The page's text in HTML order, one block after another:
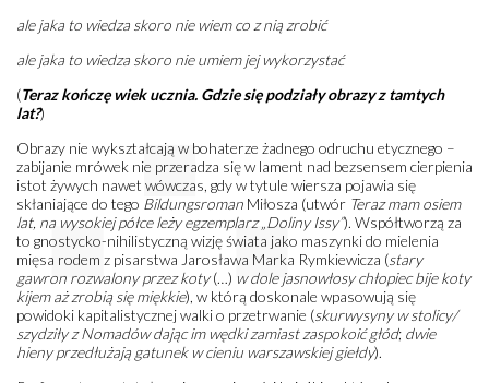
ale jaka to wiedza skoro nie wiem co z nią zrobić
ale jaka to wiedza skoro nie umiem jej wykorzystać
(Teraz kończę wiek ucznia. Gdzie się podziały obrazy z tamtych
lat?)
Obrazy nie wykształcają w bohaterze żadnego odruchu etycznego –
zabijanie mrówek nie przeradza się w lament nad bezsensem cierpienia
istot żywych nawet wówczas, gdy w tytule wiersza pojawia się
skłaniające do tego Bildungsroman Miłosza (utwór Teraz mam osiem
lat, na wysokiej półce leży egzemplarz „Doliny Issy”). Współtworzą za
to gnostycko-nihilistyczną wizję świata jako maszynki do mielenia
mięsa rodem z pisarstwa Jarosława Marka Rymkiewicza (stary
gawron rozwalony przez koty(…) w dole jasnowłosy chłopiec bije koty
kijem aż zrobią się miękkie), w którą doskonale wpasowują się
powidoki kapitalistycznej walki o przetrwanie (skurwysyny w stolicy/
szydziły z Nomadów dając im wędki zamiast zaspokoić głód; dwie
hieny przedłużają gatunek w cieniu warszawskiej giełdy).